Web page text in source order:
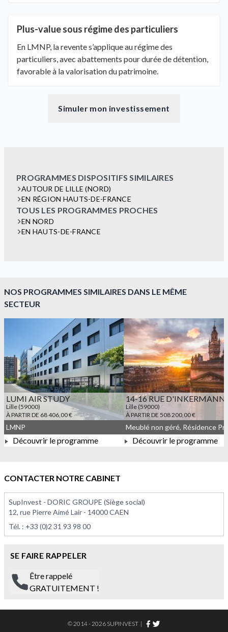
Plus-value sous régime des particuliers
En LMNP, la revente s’applique au régime des
particuliers, avec abattements pour durée de détention,
favorable à la valorisation du patrimoine.
Simuler mon investissement
PROGRAMMES DISPOSITIFS SIMILAIRES
AUTOUR DE LILLE (NORD)
EN RÉGION HAUTS-DE-FRANCE
TOUS LES PROGRAMMES PROCHES
EN NORD
EN HAUTS-DE-FRANCE
NOS PROGRAMMES SIMILAIRES DANS LE MÊME
SECTEUR
LUMI AIR STUDY
Lille (59000)
À PARTIR DE 68 406,00 €
À PARTIR DE 68 406,00 €
LMNP
Découvrir le programme
14-16 RUE D'INKERMANN
Lille (59000)
À PARTIR DE 508 200,00 €
Découvrir le programme
CONTACTER NOTRE CABINET
SupInvest - DORIC GROUPE (Siège social)
12, rue Pierre Aimé Lair - 14000 CAEN
Tél. : +33 (0)2 31 93 98 00
SE FAIRE RAPPELER
Être rappelé
GRATUITEMENT !
© 2014 - 2026 SUPINVEST |